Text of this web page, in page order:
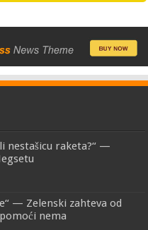
nestašicu raketa?“ —
— Zelenski zahteva od
nema